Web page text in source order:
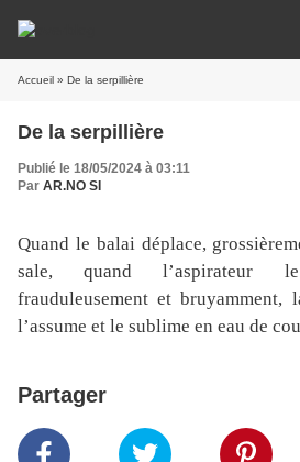
Accueil » De la serpillière
De la serpillière
Publié le 18/05/2024 à 03:11
Par AR.NO SI
Quand le balai déplace,
sale, quand l’aspirateur
frauduleusement et bruyamment,
l’assume et le sublime en eau de
Partager